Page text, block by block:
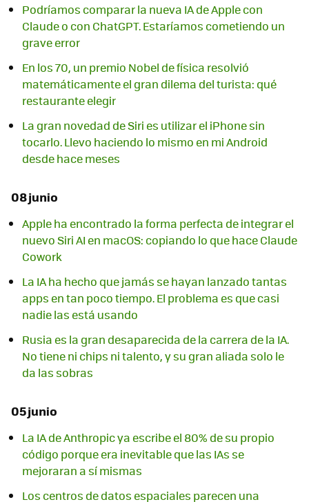
Podríamos comparar la nueva IA de Apple con
Claude o con ChatGPT. Estaríamos cometiendo un
grave error
En los 70, un premio Nobel de física resolvió
matemáticamente el gran dilema del turista: qué
restaurante elegir
La gran novedad de Siri es utilizar el iPhone sin
tocarlo. Llevo haciendo lo mismo en mi Android
desde hace meses
08 junio
Apple ha encontrado la forma perfecta de integrar el
nuevo Siri AI en macOS: copiando lo que hace Claude
Cowork
La IA ha hecho que jamás se hayan lanzado tantas
apps en tan poco tiempo. El problema es que casi
nadie las está usando
Rusia es la gran desaparecida de la carrera de la IA.
No tiene ni chips ni talento, y su gran aliada solo le
da las sobras
05 junio
La IA de Anthropic ya escribe el 80% de su propio
código porque era inevitable que las IAs se
mejoraran a sí mismas
Los centros de datos espaciales parecen una